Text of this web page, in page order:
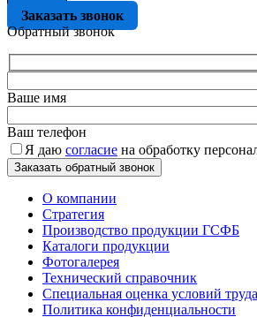
Заказать звонок
Обратный звонок
Ваше имя
Ваш телефон
Я даю согласие на обработку
О компании
Стратегия
Производство продукции ГСФБ
Каталоги продукции
Фотогалерея
Технический справочник
Специальная оценка условий труда
Политика конфиденциальности